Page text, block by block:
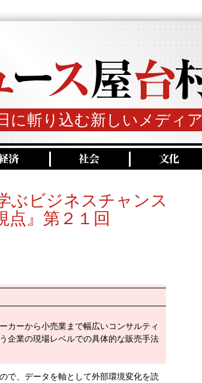
に斬り込む新しいメディア
ぶビジネスチャンス
点』第２１回
カーから小売業まで幅広いコンサルティ
企業の現場レベルでの具体的な販売手法
で、データを軸として外部環境変化を読